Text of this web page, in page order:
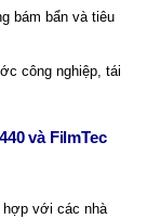
bám bẩn và tiêu
công nghiệp, tái
và FilmTec
hợp với các nhà